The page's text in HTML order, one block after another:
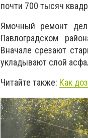
почти 700 тысяч
Ямочный ремонт
Павлоградском
Вначале срезают
укладывают слой
Читайте также: Как